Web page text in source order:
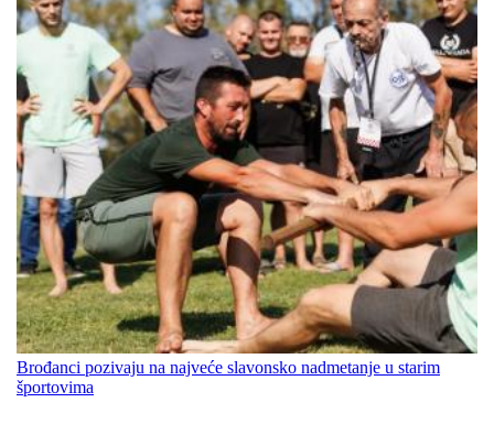
Brođanci pozivaju na najveće slavonsko nadmetanje u starim
športovima